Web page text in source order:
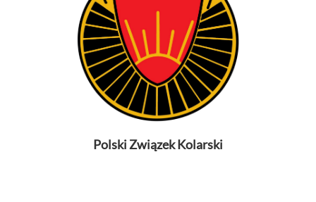
Polski Związek Kolarski